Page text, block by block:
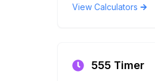
View Calculators
555 Timer